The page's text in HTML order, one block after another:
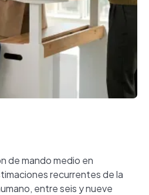
de mando medio en
recurrentes de la
entre seis y nueve